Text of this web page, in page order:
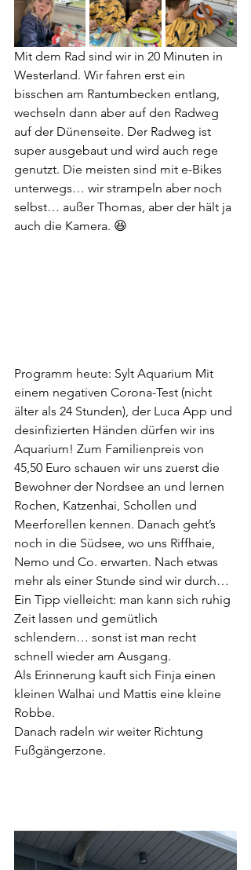
Mit dem Rad sind wir in 20 Minuten in
Westerland. Wir fahren erst ein
bisschen am Rantumbecken entlang,
wechseln dann aber auf den Radweg
auf der Dünenseite. Der Radweg ist
super ausgebaut und wird auch rege
genutzt. Die meisten sind mit e-Bikes
unterwegs… wir strampeln aber noch
selbst… außer Thomas, aber der hält ja
auch die Kamera. 😆
Programm heute: Sylt Aquarium Mit
einem negativen Corona-Test (nicht
älter als 24 Stunden), der Luca App und
desinfizierten Händen dürfen wir ins
Aquarium! Zum Familienpreis von
45,50 Euro schauen wir uns zuerst die
Bewohner der Nordsee an und lernen
Rochen, Katzenhai, Schollen und
Meerforellen kennen. Danach geht’s
noch in die Südsee, wo uns Riffhaie,
Nemo und Co. erwarten. Nach etwas
mehr als einer Stunde sind wir durch…
Ein Tipp vielleicht: man kann sich ruhig
Zeit lassen und gemütlich
schlendern… sonst ist man recht
schnell wieder am Ausgang.
Als Erinnerung kauft sich Finja einen
kleinen Walhai und Mattis eine kleine
Robbe.
Danach radeln wir weiter Richtung
Fußgängerzone.